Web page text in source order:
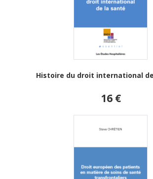
Histoire du droit international
16 €